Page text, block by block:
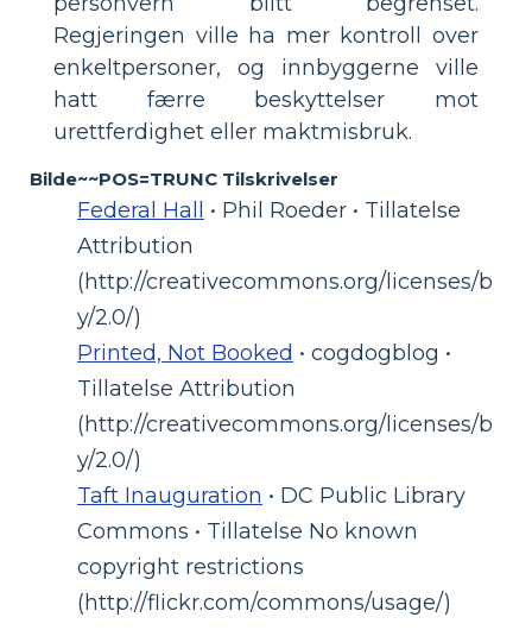
Regjeringen ville ha mer kontroll over
enkeltpersoner, og innbyggerne ville
hatt færre beskyttelser mot
urettferdighet eller maktmisbruk.
Bilde~~POS=TRUNC Tilskrivelser
Federal Hall
• Phil Roeder • Tillatelse
Attribution
(http://creativecommons.org/licenses/b
y/2.0/)
Printed, Not Booked • cogdogblog •
Tillatelse Attribution
(http://creativecommons.org/licenses/b
y/2.0/)
Taft Inauguration • DC Public Library
Commons • Tillatelse No known
copyright restrictions
(http://flickr.com/commons/usage/)